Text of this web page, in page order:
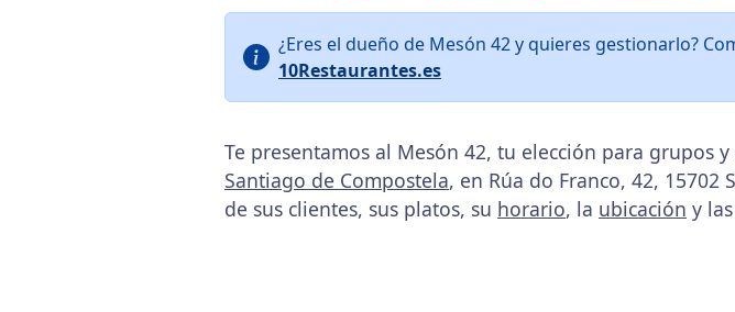
¿Eres el dueño de Mesón 42 y quieres gestionarlo?
10Restaurantes.es
Te presentamos al Mesón 42, tu elección para grupos
Santiago de Compostela, en Rúa do Franco, 42, 15702
de sus clientes, sus platos, su horario, la ubicación y